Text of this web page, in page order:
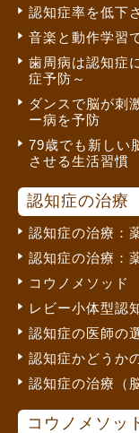
認知症率を低下
音楽と動作学習
歯周病は認知症
症予防～
ダンスで脳が刺
ー病を予防
79歳でも新しい
させる生活習慣
認知症の治療
認知症の治療：
認知症の治療：
コウノメソッド
レビー小体型認
認知症の医師の
認知症かどうか
認知症の治療（
コウノメソッ